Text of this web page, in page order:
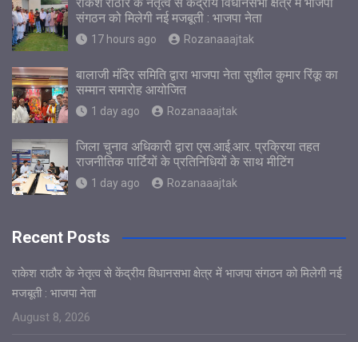
संगठन को मिलेगी नई मजबूती : भाजपा नेता
17 hours ago Rozanaaajtak
बालाजी मंदिर समिति द्वारा भाजपा नेता सुशील कुमार रिंकू का
सम्मान समारोह आयोजित
1 day ago Rozanaaajtak
जिला चुनाव अधिकारी द्वारा एस.आई.आर. प्रक्रिया तहत
राजनीतिक पार्टियों के प्रतिनिधियों के साथ मीटिंग
1 day ago Rozanaaajtak
Recent Posts
राकेश राठौर के नेतृत्व से केंद्रीय विधानसभा क्षेत्र में भाजपा संगठन को मिलेगी नई
मजबूती : भाजपा नेता
August 8, 2026